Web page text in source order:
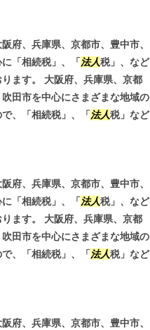
府、兵庫県、京都市、豊中市、
「相続税」、「 法人税」、など
ます。 大阪府、兵庫県、京都
田市を中心にさまざまな地域の
、「相続税」、「 法人税」など
府、兵庫県、京都市、豊中市、
「相続税」、「 法人税」、など
ます。 大阪府、兵庫県、京都
田市を中心にさまざまな地域の
、「相続税」、「 法人税」など
府、兵庫県、京都市、豊中市、